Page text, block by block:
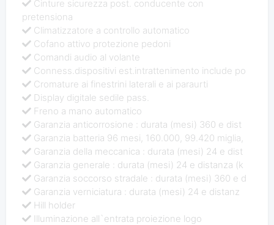
Cinture sicurezza post. conducente con
pretensiona
Climatizzatore a controllo automatico
Cofano attivo protezione pedoni
Comandi audio al volante
Conness.dispositivi est.intrattenimento include po
Cromature ai finestrini laterali e ai paraurti
Display digitale sedile pass.
Freno a mano automatico
Garanzia anticorrosione : durata (mesi) 360 e dist
Garanzia batteria 96 mesi, 160.000, 99.420 miglia,
Garanzia della meccanica : durata (mesi) 24 e dist
Garanzia generale : durata (mesi) 24 e distanza (k
Garanzia soccorso stradale : durata (mesi) 360 e d
Garanzia verniciatura : durata (mesi) 24 e distanz
Hill holder
Illuminazione all`entrata proiezione logo